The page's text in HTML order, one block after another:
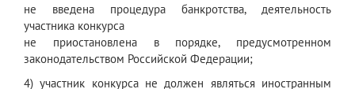
не введена процедура банкротства, деятельность
участника конкурса
не приостановлена в порядке, предусмотренном
законодательством Российской Федерации;
4) участник конкурса не должен являться иностранным